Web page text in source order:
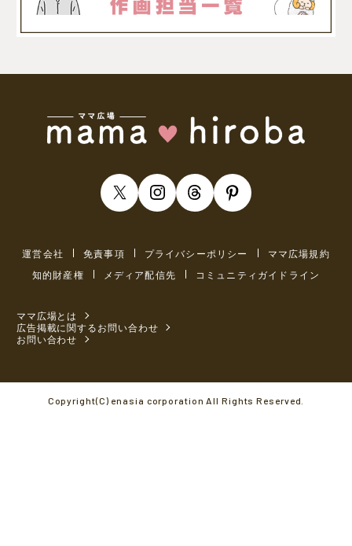
運営会社 免責事項 プライバシーポリシー
ママ広場規約
知的財産権
メディア配信先 コミュニティガイドライン
ママ広場とは
広告掲載に関するお問い合わせ
お問い合わせ
Copyright(C) enasia corporation All Rights Reserved.